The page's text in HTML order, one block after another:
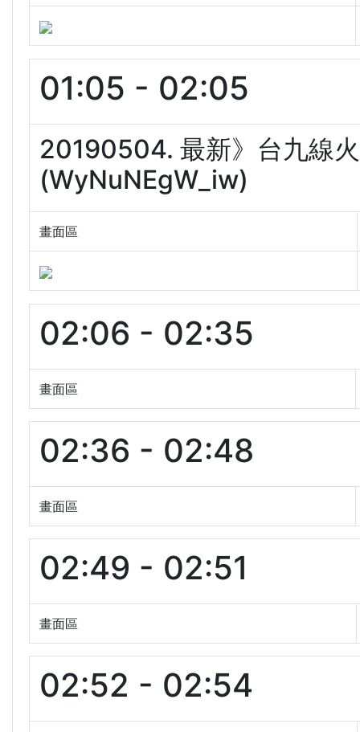
01:05 - 02:05
20190504. 最新》台九線
(WyNuNEgW_iw)
畫面區
02:06 - 02:35
畫面區
02:36 - 02:48
畫面區
02:49 - 02:51
畫面區
02:52 - 02:54